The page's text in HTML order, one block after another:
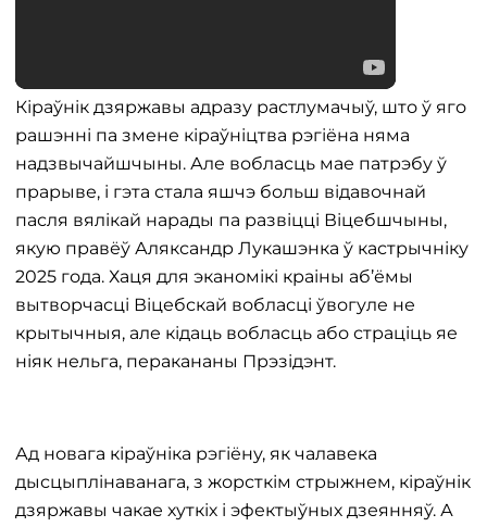
Кіраўнік дзяржавы адразу растлумачыў, што ў яго
рашэнні па змене кіраўніцтва рэгіёна няма
надзвычайшчыны. Але вобласць мае патрэбу ў
прарыве, і гэта стала яшчэ больш відавочнай
пасля вялікай нарады па развіцці Віцебшчыны,
якую правёў Аляксандр Лукашэнка ў кастрычніку
2025 года. Хаця для эканомікі краіны аб’ёмы
вытворчасці Віцебскай вобласці ўвогуле не
крытычныя, але кідаць вобласць або страціць яе
ніяк нельга, перакананы Прэзідэнт.
Ад новага кіраўніка рэгіёну, як чалавека
дысцыплінаванага, з жорсткім стрыжнем, кіраўнік
дзяржавы чакае хуткіх і эфектыўных дзеянняў. А